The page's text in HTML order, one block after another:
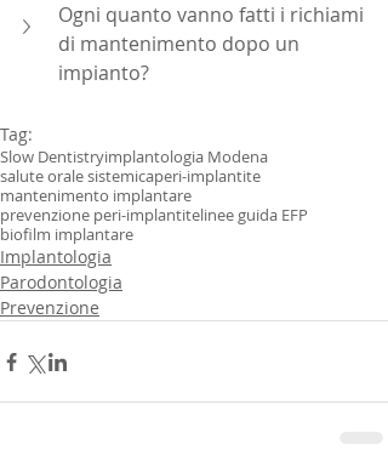
Ogni quanto vanno fatti i richiami
di mantenimento dopo un
impianto?
Tag:
Slow Dentistryimplantologia Modena
salute orale sistemicaperi-implantite
mantenimento implantare
prevenzione peri-implantitelinee guida EFP
biofilm implantare
Implantologia
Parodontologia
Prevenzione